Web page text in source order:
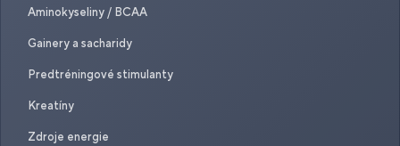
Aminokyseliny / BCAA
Gainery a sacharidy
Predtréningové stimulanty
Kreatíny
Zdroje energie